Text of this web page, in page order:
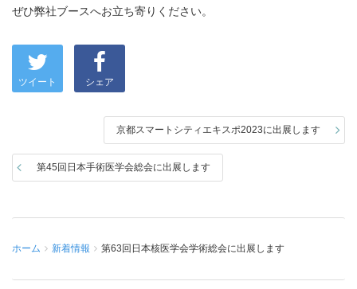
ぜひ弊社ブースへお立ち寄りください。
ツイート シェア
京都スマートシティエキスポ2023に出展します
第45回日本手術医学会総会に出展します
ホーム 新着情報 第63回日本核医学会学術総会に出展します